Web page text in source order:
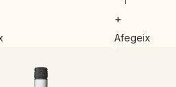
+
Afegeix